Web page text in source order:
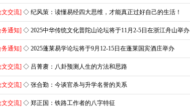
文交流] ◇ 纪风策：读懂易经四大思维，才能真正过好自己的生活！
务通知] ◇ 2025中华传统文化普陀山论坛将于11月2-5日在浙江舟山举办
务通知] ◇ 2025蓬莱易学论坛将于9月12-15日在蓬莱国宾酒庄举办
文交流] ◇ 吕菁赓：八卦预测人生的方法和思路
文交流] ◇ 张合勤：今谈官杀与升学名誉的关系
文交流] ◇ 郑正国：铁路工作者的八字特征